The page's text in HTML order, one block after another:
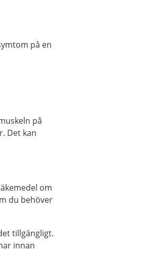
på en
på
Det kan
om
du behöver
tillgängligt.
innan